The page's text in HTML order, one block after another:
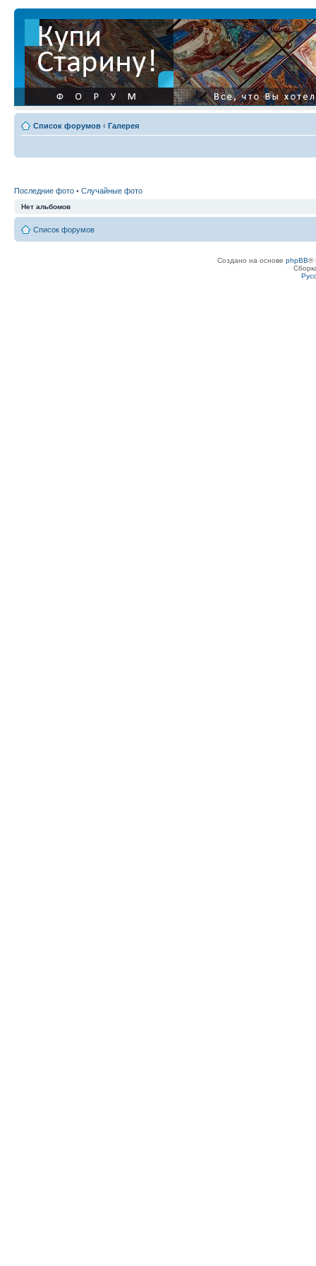
Список форумов ‹ Галерея
Последние фото • Случайные фото
Нет альбомов
Список форумов
Создано на основе phpBB®